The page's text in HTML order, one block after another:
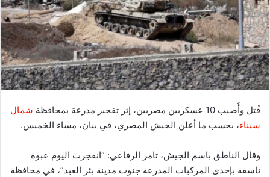
قُتل وأُصيب 10 عسكريين مصريين، إثر تفجير مدرعة بمحافظة
شمال
سيناء، بحسب ما أعلن الجيش المصري، في بيان، مساء الخميس.
وقال الناطق باسم الجيش، تامر الرفاعي: “انفجرت اليوم عبوة
ناسفة بإحدى المركبات المدرعة جنوب مدينة بئر العبد”، في محافظة